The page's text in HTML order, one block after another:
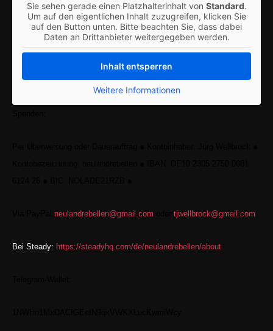
Sie sehen gerade einen Platzhalterinhalt von Standard.
Um auf den eigentlichen Inhalt zuzugreifen, klicken Sie
auf den Button unten. Bitte beachten Sie, dass dabei
Daten an Drittanbieter weitergegeben werden.
Inhalt entsperren
Weitere Informationen
neulandrebellen@gmail.com tjwellbrock@gmail.com
Bei Steady: https://steadyhq.com/de/neulandrebellen/about